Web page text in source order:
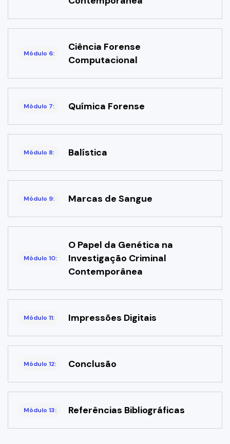
Módulo 6:
Ciência Forense
Computacional
Módulo 7: Química Forense
Módulo 8: Balística
Módulo 9: Marcas de Sangue
Módulo 10:
O Papel da Genética na
Investigação Criminal
Contemporânea
Módulo 11: Impressões Digitais
Módulo 12: Conclusão
Módulo 13: Referências Bibliográficas